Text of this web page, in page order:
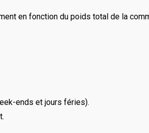
en fonction du poids total de la
ends et jours féries).